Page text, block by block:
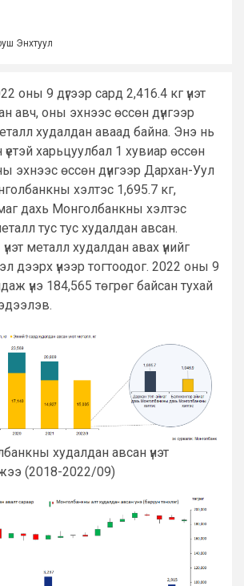
Энхтуул
оны 9 дүгээр сард 2,416.4 кг үнэт
авч, оны эхнээс өссөн дүнгээр
худалдан аваад байна. Энэ нь
харьцуулбал 1 хувиар өссөн
эхнээс өссөн дүнгээр Дархан-Уул
хэлтэс 1,695.7 кг,
дахь Монголбанкны хэлтэс
тус тус худалдан авсан.
металл худалдан авах үнийг
дээрх үнээр тогтоодог. 2022 оны 9
үнэ 184,565 төгрөг байсан тухай
худалдан авсан үнэт
(2018-2022/09)